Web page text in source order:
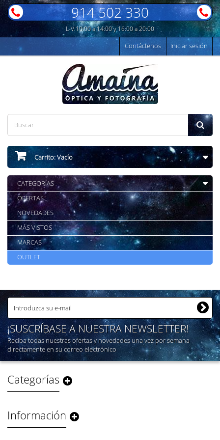
914 502 330
L-V 10:00 a 14:00 y 16:00 a 20:00
Iniciar sesión
Contáctenos
Carrito:Vacío
CATEGORÍAS
OFERTAS
NOVEDADES
MÁS VISTOS
MARCAS
OUTLET
¡SUSCRÍBASE A NUESTRA NEWSLETTER!
Reciba todas nuestras ofertas y novedades una vez por semana
directamente en su correo electrónico
Categorías
Información